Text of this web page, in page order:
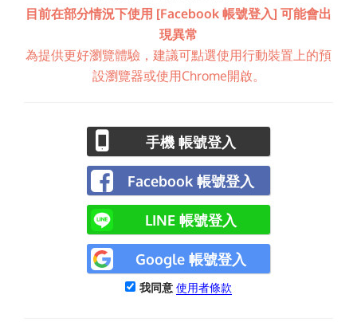
目前在部分情況下使用 [Facebook 帳號登入] 可能會出
現異常
為提供更好瀏覽體驗，建議可點選使用行動裝置上的預
設瀏覽器或使用Chrome開啟。
手機 帳號登入
Facebook 帳號登入
LINE 帳號登入
Google 帳號登入
我同意 使用者條款